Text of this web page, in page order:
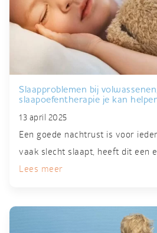
Slaapproblemen bij
slaapoefentherapie je kan
13 april 2025
Een goede nachtrust is voor
vaak slecht slaapt, heeft dit een
Lees meer